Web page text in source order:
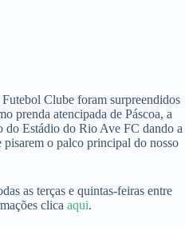
Clube foram surpreendidos
prenda atencipada de Páscoa, a
do Estádio do Rio Ave FC dando a
pisarem o palco principal do nosso
as terças e quintas-feiras entre
clica aqui.